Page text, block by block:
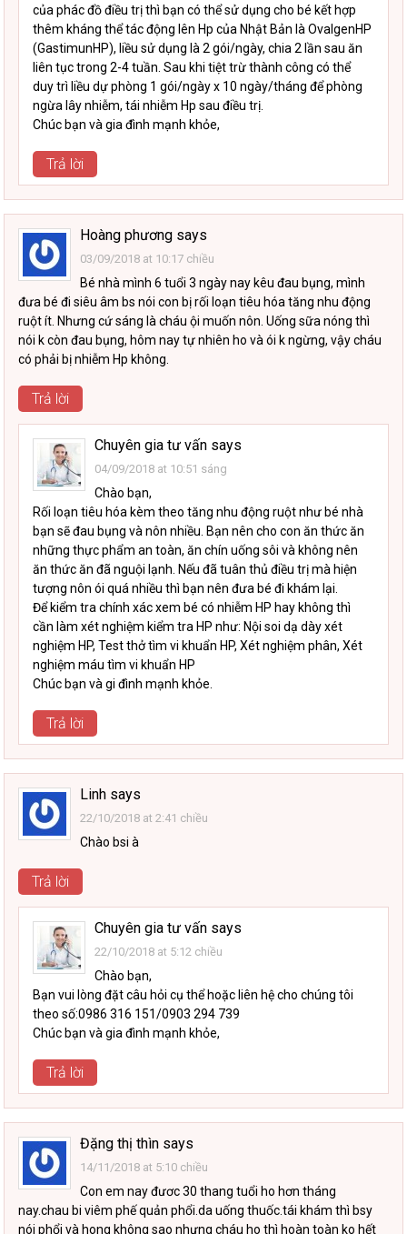
của phác đồ điều trị thì bạn có thể sử dụng cho bé kết hợp
thêm kháng thể tác động lên Hp của Nhật Bản là OvalgenHP
(GastimunHP), liều sử dụng là 2 gói/ngày, chia 2 lần sau ăn
liên tục trong 2-4 tuần. Sau khi tiệt trừ thành công có thể
duy trì liều dự phòng 1 gói/ngày x 10 ngày/tháng để phòng
ngừa lây nhiễm, tái nhiễm Hp sau điều trị.
Chúc bạn và gia đình mạnh khỏe,
Trả lời
Hoàng phương says
03/09/2018 at 10:17 chiều
Bé nhà mình 6 tuổi 3 ngày nay kêu đau bụng, mình
đưa bé đi siêu âm bs nói con bị rối loạn tiêu hóa tăng nhu động
ruột ít. Nhưng cứ sáng là cháu ội muốn nôn. Uống sữa nóng thì
nói k còn đau bụng, hôm nay tự nhiên ho và ói k ngừng, vậy cháu
có phải bị nhiễm Hp không.
Trả lời
Chuyên gia tư vấn says
04/09/2018 at 10:51 sáng
Chào bạn,
Rối loạn tiêu hóa kèm theo tăng nhu động ruột như bé nhà
bạn sẽ đau bụng và nôn nhiều. Bạn nên cho con ăn thức ăn
những thực phẩm an toàn, ăn chín uống sôi và không nên
ăn thức ăn đã nguội lạnh. Nếu đã tuân thủ điều trị mà hiện
tượng nôn ói quá nhiều thì bạn nên đưa bé đi khám lại.
Để kiểm tra chính xác xem bé có nhiễm HP hay không thì
cần làm xét nghiệm kiểm tra HP như: Nội soi dạ dày xét
nghiệm HP, Test thở tìm vi khuẩn HP, Xét nghiệm phân, Xét
nghiệm máu tìm vi khuẩn HP
Chúc bạn và gi đình mạnh khỏe.
Trả lời
Linh says
22/10/2018 at 2:41 chiều
Chào bsi à
Trả lời
Chuyên gia tư vấn says
22/10/2018 at 5:12 chiều
Chào bạn,
Bạn vui lòng đặt câu hỏi cụ thể hoặc liên hệ cho chúng tôi
theo số:0986 316 151/0903 294 739
Chúc bạn và gia đình mạnh khỏe,
Trả lời
Đặng thị thìn says
14/11/2018 at 5:10 chiều
Con em nay đươc 30 thang tuổi ho hơn tháng
nay.chau bi viêm phế quản phổi.da uống thuốc.tái khám thì bsy
nói phổi và hong không sao nhưng cháu ho thì hoàn toàn ko hết